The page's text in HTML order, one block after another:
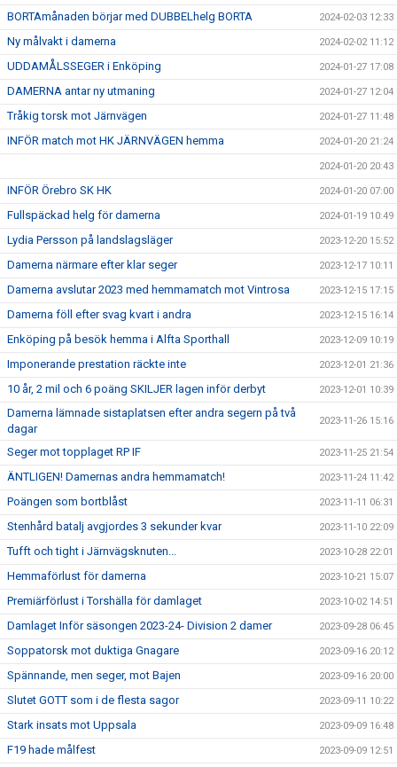
BORTAmånaden börjar med DUBBELhelg BORTA 2024-02-03 12:33
Ny målvakt i damerna 2024-02-02 11:12
UDDAMÅLSSEGER i Enköping 2024-01-27 17:08
DAMERNA antar ny utmaning 2024-01-27 12:04
Tråkig torsk mot Järnvägen 2024-01-27 11:48
INFÖR match mot HK JÄRNVÄGEN hemma 2024-01-20 21:24
2024-01-20 20:43
INFÖR Örebro SK HK 2024-01-20 07:00
Fullspäckad helg för damerna 2024-01-19 10:49
Lydia Persson på landslagsläger 2023-12-20 15:52
Damerna närmare efter klar seger 2023-12-17 10:11
Damerna avslutar 2023 med hemmamatch mot Vintrosa 2023-12-15 17:15
Damerna föll efter svag kvart i andra 2023-12-15 16:14
Enköping på besök hemma i Alfta Sporthall 2023-12-09 10:19
Imponerande prestation räckte inte 2023-12-01 21:36
10 år, 2 mil och 6 poäng SKILJER lagen inför derbyt 2023-12-01 10:39
Damerna lämnade sistaplatsen efter andra segern på två
dagar
2023-11-26 15:16
Seger mot topplaget RP IF 2023-11-25 21:54
ÄNTLIGEN! Damernas andra hemmamatch! 2023-11-24 11:42
Poängen som bortblåst 2023-11-11 06:31
Stenhård batalj avgjordes 3 sekunder kvar 2023-11-10 22:09
Tufft och tight i Järnvägsknuten... 2023-10-28 22:01
Hemmaförlust för damerna 2023-10-21 15:07
Premiärförlust i Torshälla för damlaget 2023-10-02 14:51
Damlaget Inför säsongen 2023-24- Division 2 damer 2023-09-28 06:45
Soppatorsk mot duktiga Gnagare 2023-09-16 20:12
Spännande, men seger, mot Bajen 2023-09-16 20:00
Slutet GOTT som i de flesta sagor 2023-09-11 10:22
Stark insats mot Uppsala 2023-09-09 16:48
F19 hade målfest 2023-09-09 12:51